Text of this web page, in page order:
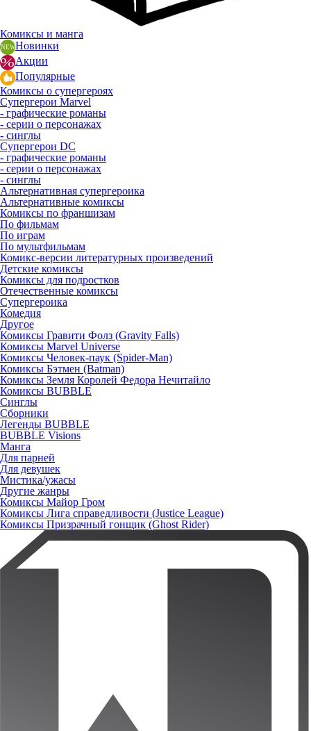
Комиксы и манга
Новинки
Акции
Популярные
Комиксы о супергероях
Супергерои Marvel
- графические романы
- серии о персонажах
- синглы
Супергерои DC
- графические романы
- серии о персонажах
- синглы
Альтернативная супергероика
Альтернативные комиксы
Комиксы по франшизам
По фильмам
По играм
По мультфильмам
Комикс-версии литературных произведений
Детские комиксы
Комиксы для подростков
Отечественные комиксы
Супергероика
Комедия
Другое
Комиксы Гравити Фолз (Gravity Falls)
Комиксы Marvel Universe
Комиксы Человек-паук (Spider-Man)
Комиксы Бэтмен (Batman)
Комиксы Земля Королей Федора Нечитайло
Комиксы BUBBLE
Синглы
Сборники
Легенды BUBBLE
BUBBLE Visions
Манга
Для парней
Для девушек
Мистика/ужасы
Другие жанры
Комиксы Майор Гром
Комиксы Лига справедливости (Justice League)
Комиксы Призрачный гонщик (Ghost Rider)